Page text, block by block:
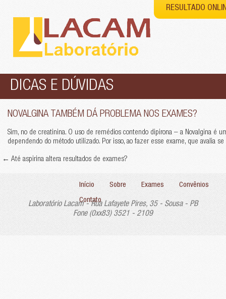
RESULTADO
DICAS E DÚVIDAS
NOVALGINA TAMBÉM DÁ PROBLEMA NOS EXAMES?
Sim, no de creatinina. O uso de remédios contendo dipirona – a Novalgina é
dependendo do método utilizado. Por isso, ao fazer esse exame, que avalia
← Até aspirina altera resultados de exames?
Início Sobre Exames
Convênios
Contato
Laboratório Lacam - Rua Lafayete Pires, 35 - Sousa - PB
Fone (0xx83) 3521 - 2109